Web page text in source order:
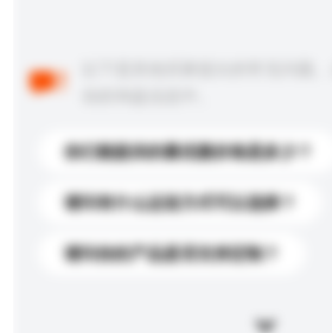
你们能提供的最优惠价格是多少？
请问有什么运送方式可以选择？
请问你的产品是否支持定制？